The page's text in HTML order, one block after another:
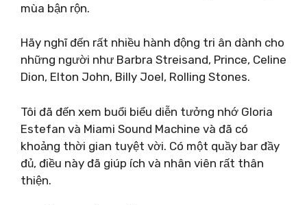
mùa bận rộn.
Hãy nghĩ đến rất nhiều hành động tri ân dành cho
những người như Barbra Streisand, Prince, Celine
Dion, Elton John, Billy Joel, Rolling Stones.
Tôi đã đến xem buổi biểu diễn tưởng nhớ Gloria
Estefan và Miami Sound Machine và đã có
khoảng thời gian tuyệt vời. Có một quầy bar đầy
đủ, điều này đã giúp ích và nhân viên rất thân
thiện.